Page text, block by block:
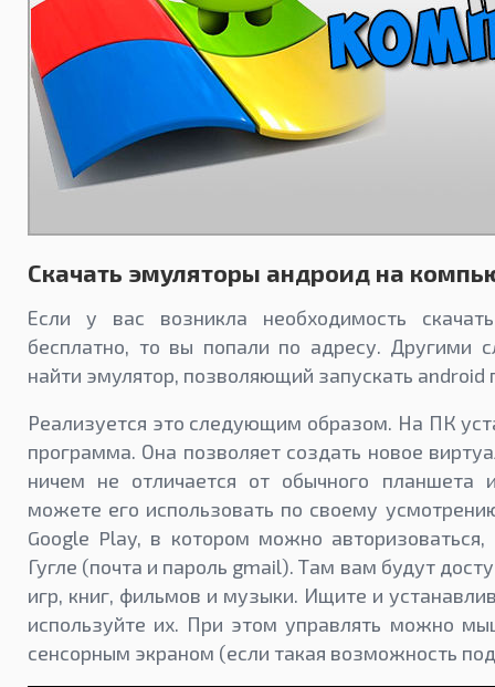
Скачать эмуляторы андроид на
Если у вас возникла необходимость
бесплатно, то вы попали по адресу. Другими
найти эмулятор, позволяющий запускать
Реализуется это следующим образом. На ПК
программа. Она позволяет создать новое
ничем не отличается от обычного планшета
можете его использовать по своему
Google Play, в котором можно авторизоваться,
Гугле (почта и пароль gmail). Там вам будут
игр, книг, фильмов и музыки. Ищите и
используйте их. При этом управлять можно
сенсорным экраном (если такая возможность